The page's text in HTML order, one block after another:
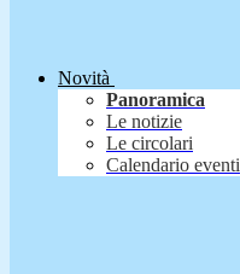
Novità
Panoramica
Le notizie
Le circolari
Calendario eventi